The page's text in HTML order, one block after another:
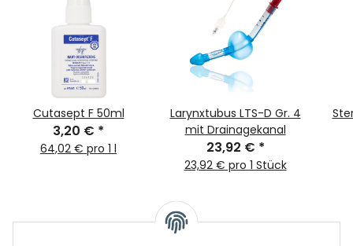
Cutasept F 50ml
3,20 € *
64,02 € pro 1 l
Larynxtubus LTS-D Gr. 4
mit Drainagekanal
23,92 € *
23,92 € pro 1 Stück